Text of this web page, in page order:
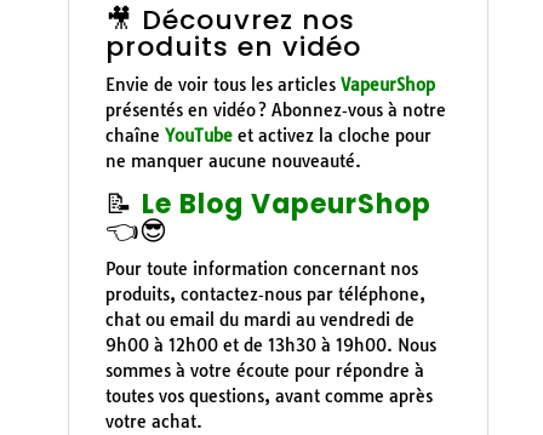
🎥 Découvrez nos
produits en vidéo
Envie de voir tous les articles VapeurShop
présentés en vidéo ? Abonnez‑vous à notre
chaîne YouTubeet activez la cloche pour
ne manquer aucune nouveauté.
📝 Le Blog VapeurShop
👈😎
Pour toute information concernant nos
produits, contactez‑nous par téléphone,
chat ou email du mardi au vendredi de
9h00 à 12h00 et de 13h30 à 19h00. Nous
sommes à votre écoute pour répondre à
toutes vos questions, avant comme après
votre achat.